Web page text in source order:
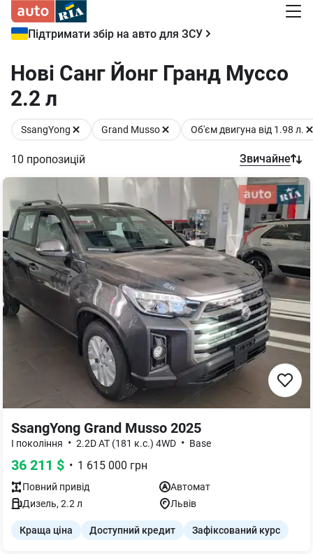
Підтримати збір на авто для ЗСУ
Нові Cанг Йонг Гранд Муссо
2.2 л
SsangYong Grand Musso Об'єм двигуна від 1.98 л.
10 пропозицій Звичайне
SsangYong Grand Musso 2025
I покоління • 2.2D AT (181 к.с.) 4WD • Base
36 211 $ • 1 615 000 грн
Повний привід
Автомат
Дизель, 2.2 л Львів
Краща ціна Доступний кредит Зафіксований курс